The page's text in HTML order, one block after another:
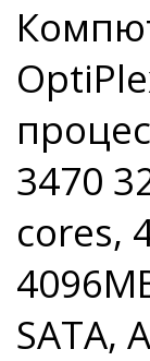
3470
cores,
SATA,